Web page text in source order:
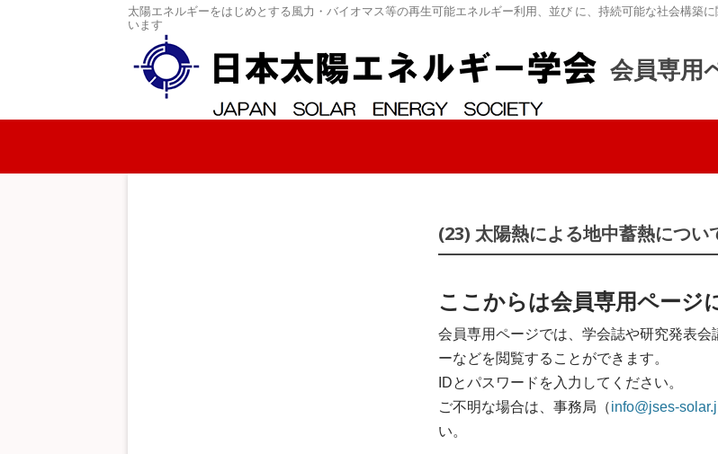
太陽エネルギーをはじめとする風力・バイオマス等の再生可能エネルギー利用、並び に、持続可能な社会構築
います
会員専用
コンテンツへスキップ
(23) 太陽熱による地中蓄熱につい
ここからは会員専用ページ
会員専用ページでは、学会誌や研究発表
ーなどを閲覧することができます。
IDとパスワードを入力してください。
ご不明な場合は、事務局（info@jses-
い。